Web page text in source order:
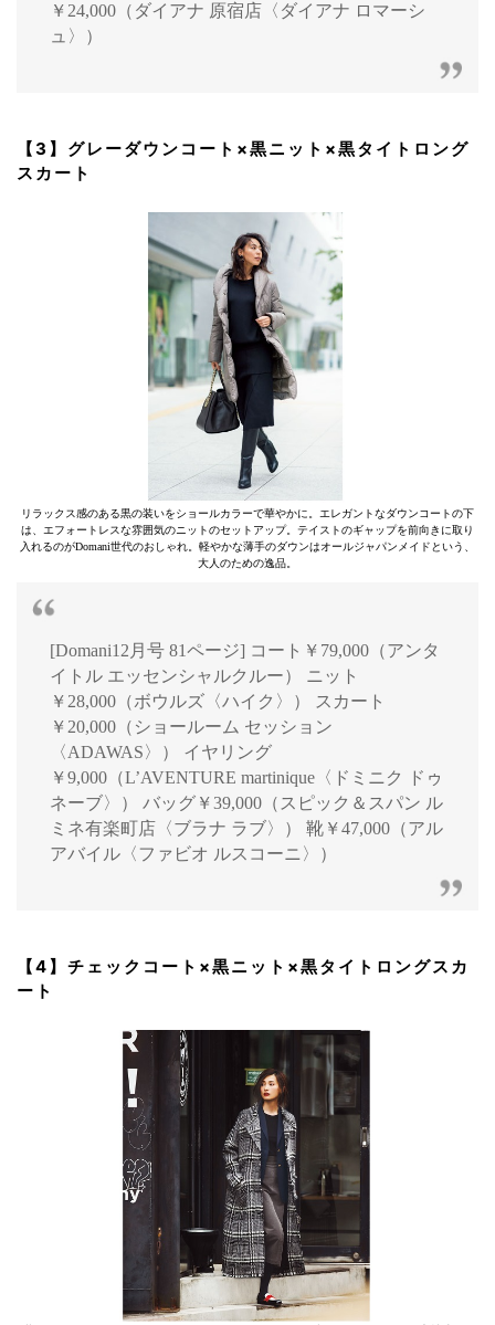
￥24,000（ダイアナ 原宿店〈ダイアナ ロマーシ
ュ〉）
【3】グレーダウンコート×黒ニット×黒タイトロング
スカート
リラックス感のある黒の装いをショールカラーで華やかに。エレガントなダウンコートの下
は、エフォートレスな雰囲気のニットのセットアップ。テイストのギャップを前向きに取り
入れるのがDomani世代のおしゃれ。軽やかな薄手のダウンはオールジャパンメイドという、
大人のための逸品。
[Domani12月号 81ページ] コート￥79,000（アンタ
イトル エッセンシャルクルー） ニット
￥28,000（ボウルズ〈ハイク〉） スカート
￥20,000（ショールーム セッション
〈ADAWAS〉） イヤリング
￥9,000（L’AVENTURE martinique〈ドミニク ドゥ
ネーブ〉） バッグ￥39,000（スピック＆スパン ル
ミネ有楽町店〈ブラナ ラブ〉） 靴￥47,000（アル
アバイル〈ファビオ ルスコーニ〉）
【4】チェックコート×黒ニット×黒タイトロングスカ
ート